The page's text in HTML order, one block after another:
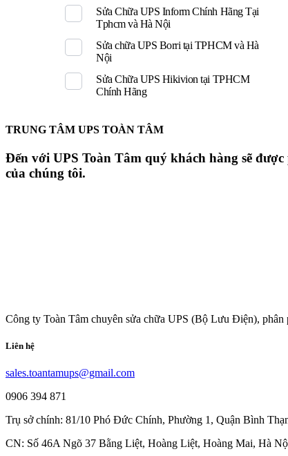
Sửa Chữa UPS Inform Chính Hãng Tại
Tphcm và Hà Nội
Sửa chữa UPS Borri tại TPHCM và Hà
Nội
Sửa Chữa UPS Hikivion tại TPHCM
Chính Hãng
TRUNG TÂM UPS TOÀN TÂM
Đến với UPS Toàn Tâm quý khách hàng sẽ
của chúng tôi.
Công ty Toàn Tâm chuyên sửa chữa UPS (Bộ Lưu Điện),
Liên hệ
sales.toantamups@gmail.com
0906 394 871
Trụ sở chính: 81/10 Phó Đức Chính, Phường 1, Quận Bình
CN: Số 46A Ngõ 37 Bằng Liệt, Hoàng Liệt, Hoàng Mai, Hà